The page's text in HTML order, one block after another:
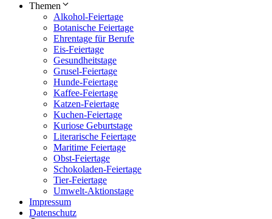
Themen
Alkohol-Feiertage
Botanische Feiertage
Ehrentage für Berufe
Eis-Feiertage
Gesundheitstage
Grusel-Feiertage
Hunde-Feiertage
Kaffee-Feiertage
Katzen-Feiertage
Kuchen-Feiertage
Kuriose Geburtstage
Literarische Feiertage
Maritime Feiertage
Obst-Feiertage
Schokoladen-Feiertage
Tier-Feiertage
Umwelt-Aktionstage
Impressum
Datenschutz